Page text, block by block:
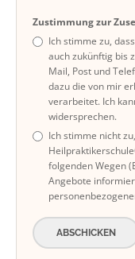
Zustimmung zur
Ich stimme zu,
auch zukünftig bis
Mail, Post und
dazu die von mir
verarbeitet. Ich
widersprechen.
Ich stimme nicht
folgenden Wegen
Angebote
ABSCHICKEN